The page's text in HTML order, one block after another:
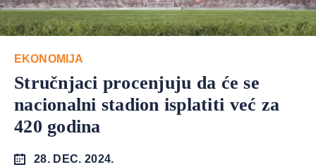
EKONOMIJA
Stručnjaci procenjuju da će se
nacionalni stadion isplatiti već za
420 godina
28. DEC. 2024.